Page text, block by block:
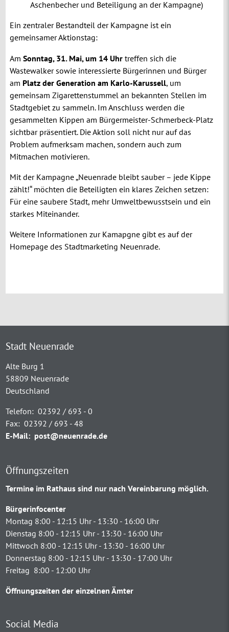
Aschenbecher und Beteiligung an der Kampagne)
Ein zentraler Bestandteil der Kampagne ist ein
gemeinsamer Aktionstag:
AmSonntag, 31. Mai, um 14 Uhr treffen sich die
Wastewalker sowie interessierte Bürgerinnen und Bürger
am Platz der Generation am Karlo-Karussell, um
gemeinsam Zigarettenstummel an bekannten Stellen im
Stadtgebiet zu sammeln. Im Anschluss werden die
gesammelten Kippen am Bürgermeister-Schmerbeck-Platz
sichtbar präsentiert. Die Aktion soll nicht nur auf das
Problem aufmerksam machen, sondern auch zum
Mitmachen motivieren.
Mit der Kampagne „Neuenrade bleibt sauber – jede Kippe
zählt!“ möchten die Beteiligten ein klares Zeichen setzen:
Für eine saubere Stadt, mehr Umweltbewusstsein und ein
starkes Miteinander.
Weitere Informationen zur Kamapgne gibt es auf der
Homepage des Stadtmarketing Neuenrade.
Stadt Neuenrade
Alte Burg 1
58809 Neuenrade
Deutschland
Telefon: 02392 / 693 - 0
Fax: 02392 / 693 - 48
E-Mail: post@neuenrade.de
Öffnungszeiten
Termine im Rathaus sind nur nach Vereinbarung möglich.
Bürgerinfocenter
Montag 8:00 - 12:15 Uhr - 13:30 - 16:00 Uhr
Dienstag 8:00 - 12:15 Uhr - 13:30 - 16:00 Uhr
Mittwoch 8:00 - 12:15 Uhr - 13:30 - 16:00 Uhr
Donnerstag 8:00 - 12:15 Uhr - 13:30 - 17:00 Uhr
Freitag 8:00 - 12:00 Uhr
Öffnungszeiten der einzelnen Ämter
Social Media